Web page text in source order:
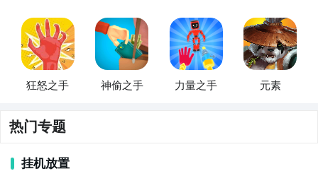
狂怒之手 神偷之手 力量之手 元素
热门专题
挂机放置